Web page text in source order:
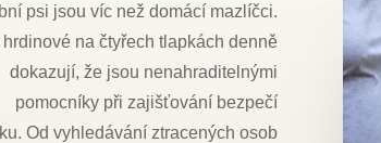
psi jsou víc než domácí mazlíčci.
hrdinové na čtyřech tlapkách denně
dokazují, že jsou nenahraditelnými
pomocníky při zajišťování bezpečí
Od vyhledávání ztracených osob